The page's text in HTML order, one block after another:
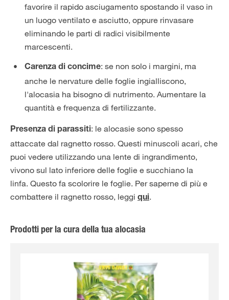
favorire il rapido asciugamento spostando il vaso in
un luogo ventilato e asciutto, oppure rinvasare
eliminando le parti di radici visibilmente
marcescenti.
Carenza di concime: se non solo i margini, ma
anche le nervature delle foglie ingialliscono,
l'alocasia ha bisogno di nutrimento. Aumentare la
quantità e frequenza di fertilizzante.
Presenza di parassiti: le alocasie sono spesso
attaccate dal ragnetto rosso. Questi minuscoli acari, che
puoi vedere utilizzando una lente di ingrandimento,
vivono sul lato inferiore delle foglie e succhiano la
linfa. Questo fa scolorire le foglie. Per saperne di più e
combattere il ragnetto rosso, leggi qui.
Prodotti per la cura della tua alocasia